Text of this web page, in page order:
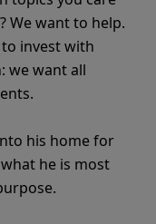
We want to help.
invest with
we want all
his home for
he is most